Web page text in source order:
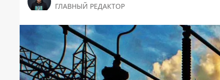
ГЛАВНЫЙ РЕДАКТОР